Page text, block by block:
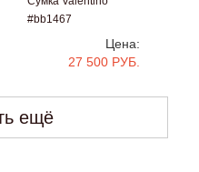
#bb1467
Цена:
27 500 РУБ.
ещё